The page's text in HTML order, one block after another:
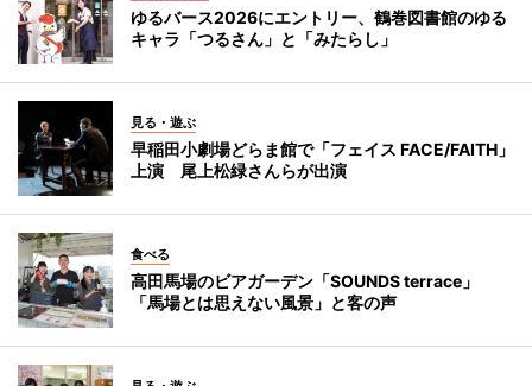
ゆるバース2026にエントリー、鶴巻図書館のゆる
キャラ「つるさん」と「みたらし」
見る・遊ぶ
早稲田小劇場どらま館で「フェイス FACE/FAITH」
上演 尾上松緑さんらが出演
食べる
高田馬場のビアガーデン「SOUNDS terrace」
「馬場とは思えない風景」と客の声